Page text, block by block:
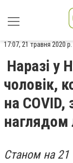
17:07, 21 травня 2020 р.
Наразі у
чоловік,
на COVID,
наглядом
Станом на 21